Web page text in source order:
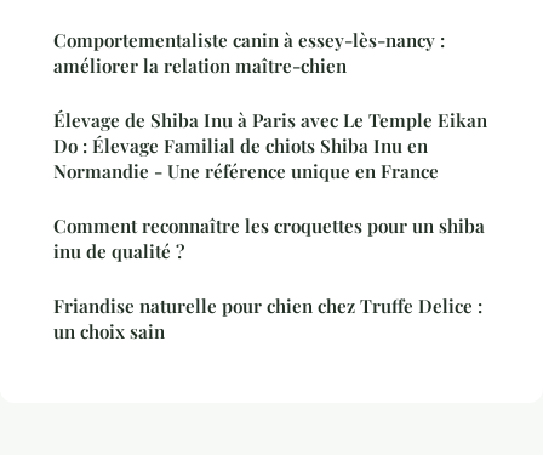
Comportementaliste canin à essey-lès-nancy :
améliorer la relation maître-chien
Élevage de Shiba Inu à Paris avec Le Temple Eikan
Do : Élevage Familial de chiots Shiba Inu en
Normandie - Une référence unique en France
Comment reconnaître les croquettes pour un shiba
inu de qualité ?
Friandise naturelle pour chien chez Truffe Delice :
un choix sain